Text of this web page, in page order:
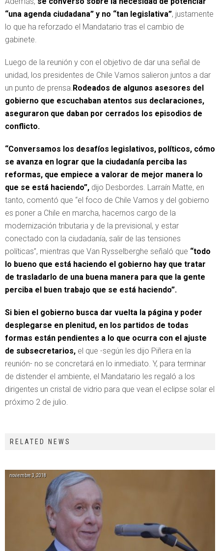
“una agenda ciudadana” y no “tan legislativa”, justamente
lo que ha reforzado el Mandatario tras el cambio de
gabinete.
Luego de la reunión y con el objetivo de dar una señal de
unidad, los presidentes de Chile Vamos salieron juntos a dar
un punto de prensa. Rodeados de algunos asesores del
gobierno que escuchaban atentos sus declaraciones,
aseguraron que daban por cerrados los episodios de
conflicto.
“Conversamos los desafíos legislativos, políticos, cómo
se avanza en lograr que la ciudadanía perciba las
reformas, que empiece a valorar de mejor manera lo
que se está haciendo”, dijo Desbordes. Larraín Matte, en
tanto, comentó que “el foco de Chile Vamos y del gobierno
es poner a Chile en marcha, hacernos cargo de la
modernización tributaria y de la previsional, y estar
conectado con la ciudadanía, salir de las tensiones
políticas”, mientras que Van Rysselberghe señaló que “todo
lo bueno que está haciendo el gobierno hay que tratar
de trasladarlo de una buena manera para que la gente
perciba el buen trabajo que se está haciendo”.
Si bien el gobierno busca dar vuelta la página y poder
desplegarse en plenitud, en los partidos de todas
formas están pendientes a lo que ocurra con el ajuste
de subsecretarios, el que -según les dijo Piñera en la
reunión- no se concretará en lo inmediato. Y, para terminar
de distender el ambiente, el Mandatario les regaló a los
dirigentes un cristal de vidrio para que vean el eclipse solar el
próximo 2 de julio.
RELATED NEWS
noviembre 3, 2018